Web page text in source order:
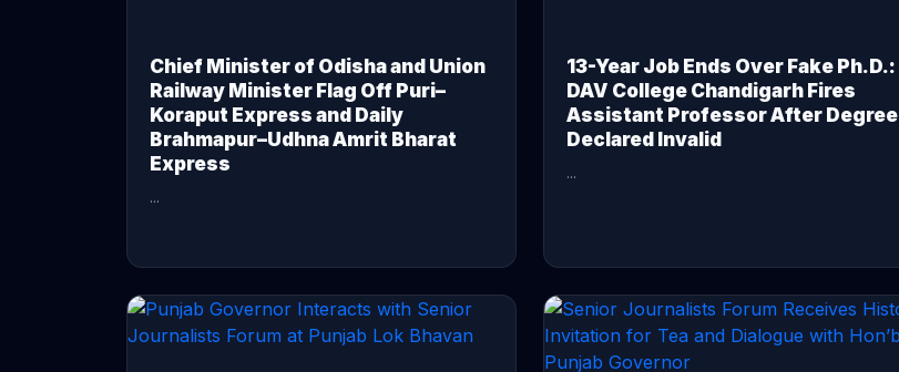
Chief Minister of Odisha and Union
Railway Minister Flag Off Puri–
Koraput Express and Daily
Brahmapur–Udhna Amrit Bharat
Express
...
13-Year Job Ends Over Fake Ph.D.:
DAV College Chandigarh Fires
Assistant Professor After Degree
Declared Invalid
...